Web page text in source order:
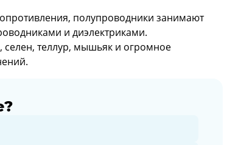
полупроводники занимают
и диэлектриками.
теллур, мышьяк и огромное